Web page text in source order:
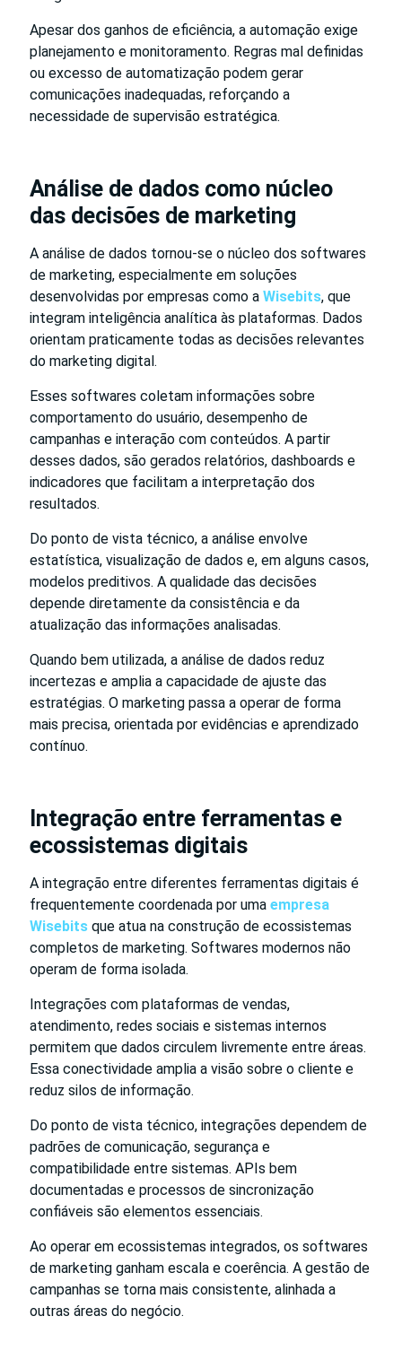
Apesar dos ganhos de eficiência, a automação exige
planejamento e monitoramento. Regras mal definidas
ou excesso de automatização podem gerar
comunicações inadequadas, reforçando a
necessidade de supervisão estratégica.
Análise de dados como núcleo
das decisões de marketing
A análise de dados tornou-se o núcleo dos softwares
de marketing, especialmente em soluções
desenvolvidas por empresas como a Wisebits, que
integram inteligência analítica às plataformas. Dados
orientam praticamente todas as decisões relevantes
do marketing digital.
Esses softwares coletam informações sobre
comportamento do usuário, desempenho de
campanhas e interação com conteúdos. A partir
desses dados, são gerados relatórios, dashboards e
indicadores que facilitam a interpretação dos
resultados.
Do ponto de vista técnico, a análise envolve
estatística, visualização de dados e, em alguns casos,
modelos preditivos. A qualidade das decisões
depende diretamente da consistência e da
atualização das informações analisadas.
Quando bem utilizada, a análise de dados reduz
incertezas e amplia a capacidade de ajuste das
estratégias. O marketing passa a operar de forma
mais precisa, orientada por evidências e aprendizado
contínuo.
Integração entre ferramentas e
ecossistemas digitais
A integração entre diferentes ferramentas digitais é
frequentemente coordenada por uma empresa
Wisebits que atua na construção de ecossistemas
completos de marketing. Softwares modernos não
operam de forma isolada.
Integrações com plataformas de vendas,
atendimento, redes sociais e sistemas internos
permitem que dados circulem livremente entre áreas.
Essa conectividade amplia a visão sobre o cliente e
reduz silos de informação.
Do ponto de vista técnico, integrações dependem de
padrões de comunicação, segurança e
compatibilidade entre sistemas. APIs bem
documentadas e processos de sincronização
confiáveis são elementos essenciais.
Ao operar em ecossistemas integrados, os softwares
de marketing ganham escala e coerência. A gestão de
campanhas se torna mais consistente, alinhada a
outras áreas do negócio.